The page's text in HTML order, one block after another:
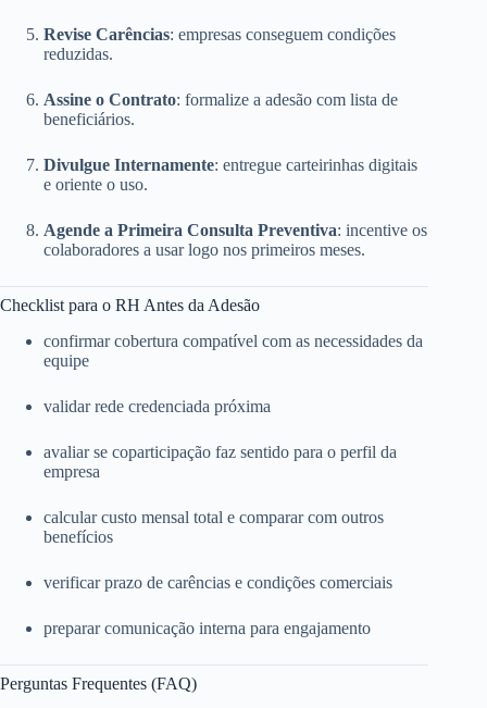
Revise Carências: empresas conseguem condições
reduzidas.
Assine o Contrato: formalize a adesão com lista de
beneficiários.
Divulgue Internamente: entregue carteirinhas digitais
e oriente o uso.
Agende a Primeira Consulta Preventiva: incentive os
colaboradores a usar logo nos primeiros meses.
Checklist para o RH Antes da Adesão
confirmar cobertura compatível com as necessidades da
equipe
validar rede credenciada próxima
avaliar se coparticipação faz sentido para o perfil da
empresa
calcular custo mensal total e comparar com outros
benefícios
verificar prazo de carências e condições comerciais
preparar comunicação interna para engajamento
Perguntas Frequentes (FAQ)